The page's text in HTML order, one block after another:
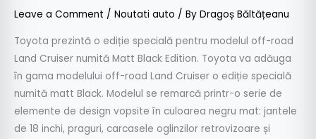
Leave a Comment / Noutati auto / By Dragoș Băltățeanu
Toyota prezintă o ediție specială pentru modelul off-road
Land Cruiser numită Matt Black Edition. Toyota va adăuga
în gama modelului off-road Land Cruiser o ediție specială
numită matt Black. Modelul se remarcă printr-o serie de
elemente de design vopsite în culoarea negru mat: jantele
de 18 inchi, praguri, carcasele oglinzilor retrovizoare și